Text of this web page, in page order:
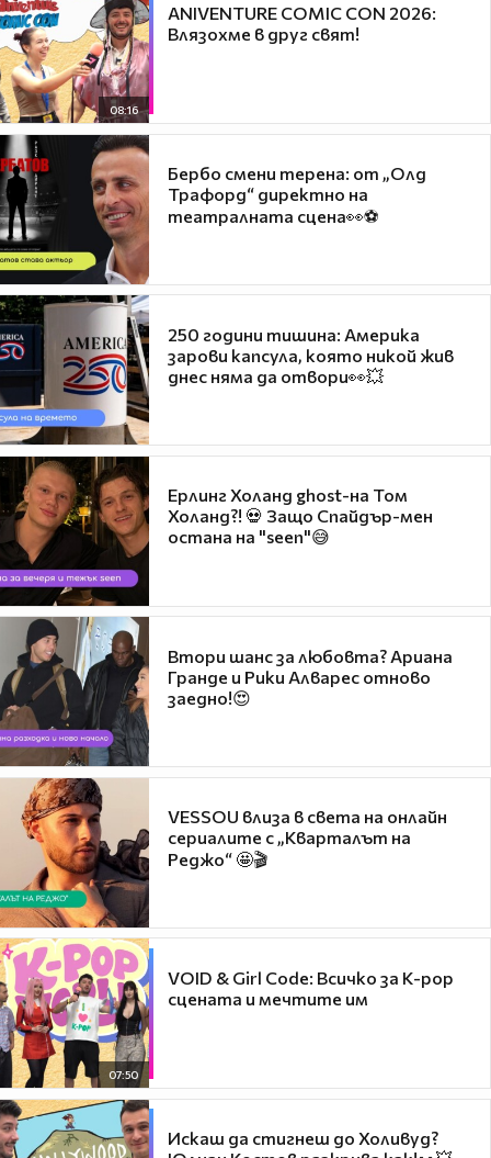
08:16
ANIVENTURE COMIC CON 2026:
Влязохме в друг свят!
Бербо смени терена: от „Олд
Трафорд“ директно на
театралната сцена👀⚽
250 години тишина: Америка
зарови капсула, която никой жив
днес няма да отвори👀💥
Ерлинг Холанд ghost-на Том
Холанд?! 💀 Защо Спайдър-мен
остана на "seen"😅
Втори шанс за любовта? Ариана
Гранде и Рики Алварес отново
заедно!😍
VESSOU влиза в света на онлайн
сериалите с „Кварталът на
Реджо“ 🤩🎬
07:50
VOID & Girl Code: Всичко за K-pop
сцената и мечтите им
Искаш да стигнеш до Холивуд?